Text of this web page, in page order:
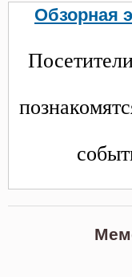
Обзорная